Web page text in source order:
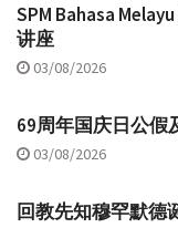
SPM Bahasa
讲座
03/08/2026
69周年国庆日公假
03/08/2026
回教先知穆罕默德